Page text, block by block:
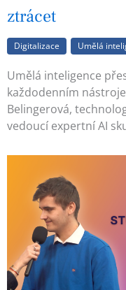
ztrácet
Digitalizace Umělá
Umělá inteligence
každodenním
Belingerová,
vedoucí expertní AI